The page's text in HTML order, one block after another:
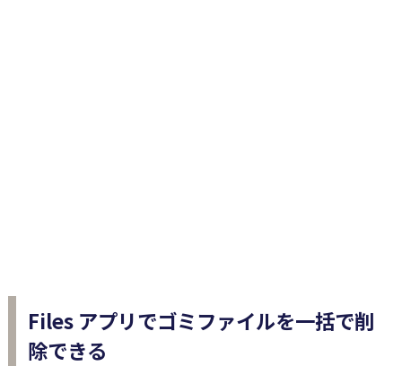
Files アプリでゴミファイルを一括で削
除できる